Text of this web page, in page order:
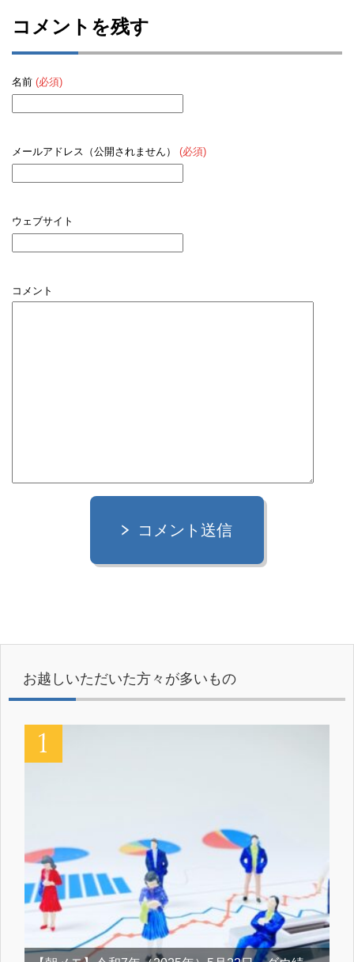
コメントを残す
名前 (必須)
メールアドレス（公開されません） (必須)
ウェブサイト
コメント
コメント送信
お越しいただいた方々が多いもの